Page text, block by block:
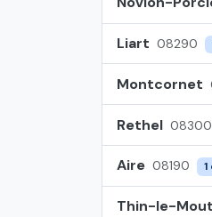
Liart 08290
Montcornet
Rethel 08300
Aire 08190
Thin-le-